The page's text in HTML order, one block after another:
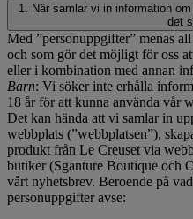
1. När samlar vi in information
det
Med ”personuppgifter” menas
och som gör det möjligt för oss
eller i kombination med annan
Barn: Vi söker inte erhålla
18 år för att kunna använda vår
Det kan hända att vi samlar in
webbplats (”webbplatsen”),
produkt från Le Creuset via
butiker (Sganture Boutique och
vårt nyhetsbrev. Beroende på
personuppgifter avse: